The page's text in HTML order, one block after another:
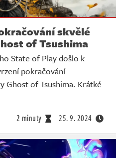
skvělé
of Tsushima
State of Play došlo k
pokračování
Ghost of Tsushima. Krátké
2 minuty 25. 9. 2024